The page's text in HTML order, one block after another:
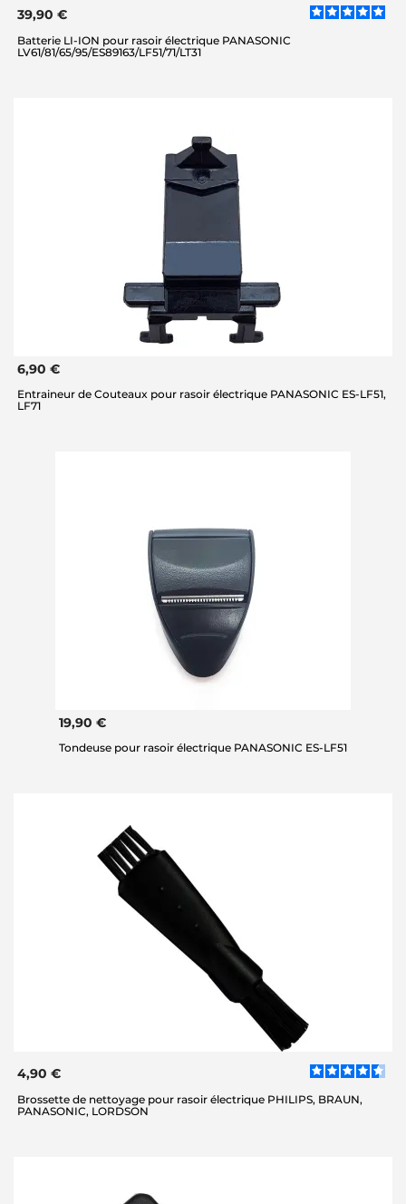
39,90 €
Batterie LI-ION pour rasoir électrique PANASONIC
LV61/81/65/95/ES89163/LF51/71/LT31
6,90 €
Entraineur de Couteaux pour rasoir électrique PANASONIC ES-LF51,
LF71
19,90 €
Tondeuse pour rasoir électrique PANASONIC ES-LF51
4,90 €
Brossette de nettoyage pour rasoir électrique PHILIPS, BRAUN,
PANASONIC, LORDSON